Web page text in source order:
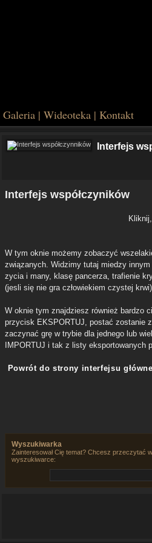
Galeria | Wideoteka | Kontakt
Interfejs
Interfejs współczyników
W tym oknie możemy zobaczyć
związanych. Widzimy tutaj miedzy
zycia i many, klasę pancerza, trafienie
(jesli się nie gra człowiekiem czystej
W oknie tym znajdziesz również bardzo
przycisk EKSPORTUJ, postać zostanie
zaczynać grę w trybie dla jednego lub
IMPORTUJ i tak z listy eksportowanych
Powrót do strony interfejsu
Wyszukiwarka
Zainteresował Cię temat? Chcesz przeczytać
wyszukiwarce: